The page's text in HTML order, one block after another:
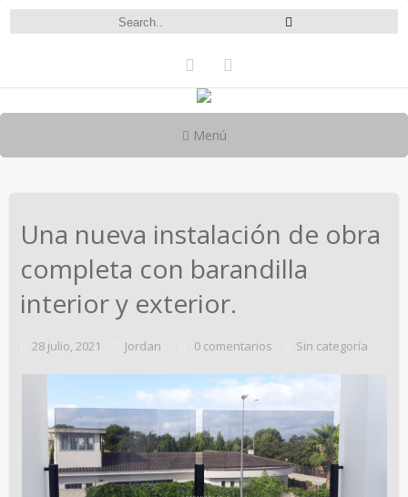
Menú
Una nueva instalación de obra
completa con barandilla
interior y exterior.
28 julio, 2021 Jordan 0 comentarios Sin categoría